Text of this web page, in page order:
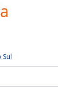
Sul